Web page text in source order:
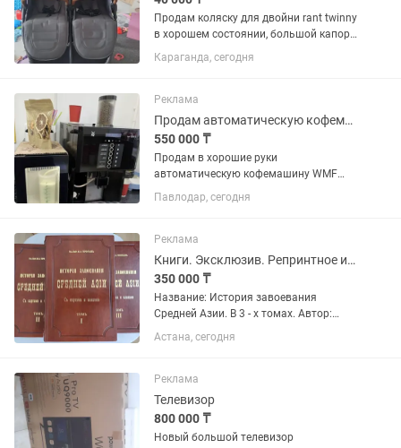
Продам коляску для двойни rant twinny
в хорошем состоянии, большой капор,
вместительная корзина, большие
спальные места, чехлы на ножки
40 срочно нужны деньги,...
Караганда, сегодня
Реклама
Продам автоматическую кофемашину
550 000 ₸
Продам в хорошие руки
автоматическую кофемашину WMF
1200 S в хорошем рабочем состоянии.
Готовит замечательный ароматный
чашек в час. Отлично подойдет для не
больших...
Павлодар, сегодня
Реклама
Книги. Эксклюзив. Репринтное издание.
350 000 ₸
Название: История завоевания
Средней Азии. В 3 - х томах. Автор:
Терентьев М.А. Жанр: монография
Описание: Капитальный труд русского
Астана, сегодня
Реклама
Телевизор
800 000 ₸
Новый большой телевизор